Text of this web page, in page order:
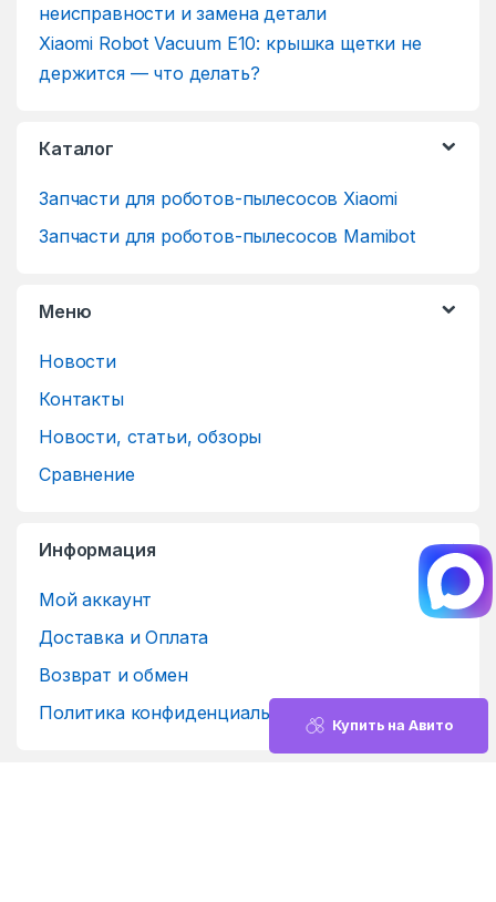
Купить на Авито
Xiaomi Robot Vacuum E10: крышка щетки не
держится — что делать?
Каталог
Запчасти для роботов-пылесосов Xiaomi
Запчасти для роботов-пылесосов Mamibot
Меню
Новости
Контакты
Новости, статьи, обзоры
Сравнение
Информация
Мой аккаунт
Доставка и Оплата
Возврат и обмен
Политика конфиденциальности